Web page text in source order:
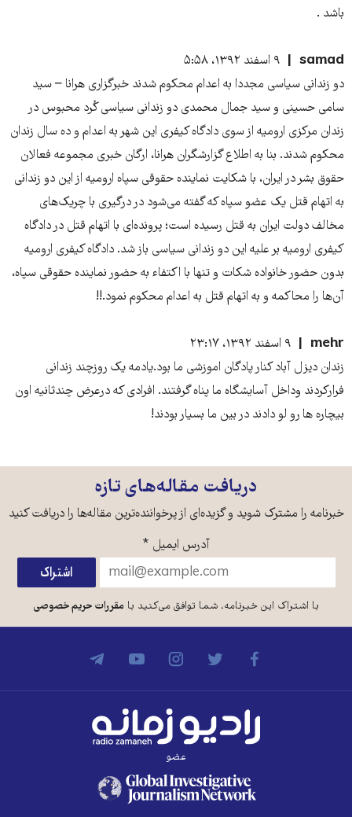
باشد .
samad
۹ اسفند ۱۳۹۲، ۵:۵۸
دو زندانی سیاسی مجددا به اعدام محکوم شدند خبرگزاری هرانا – سید
سامی حسینی و سید جمال محمدی دو زندانی سیاسی کُرد محبوس در
زندان مرکزی ارومیه از سوی دادگاه کیفری این شهر به اعدام و ده سال زندان
محکوم شدند. بنا به اطلاع گزارشگران هرانا، ارگان خبری مجموعه فعالان
حقوق بشر در ایران، با شکایت نماینده حقوقی سپاه ارومیه از این دو زندانی
به اتهام قتل یک عضو سپاه که گفته می‌شود در درگیری با چریک‌های
مخالف دولت ایران به قتل رسیده است؛ پرونده‌ای با اتهام قتل در دادگاه
کیفری ارومیه بر علیه این دو زندانی سیاسی باز شد. دادگاه کیفری ارومیه
بدون حضور خانواده شکات و تنها با اکتفاء به حضور نماینده حقوقی سپاه،
آن‌ها را محاکمه و به اتهام قتل به اعدام محکوم نمود.!!
mehr
۹ اسفند ۱۳۹۲، ۲۳:۱۷
زندان دیزل آباد کنار پادگان اموزشی ما بود.یادمه یک روزچند زندانی
فرارکردند وداخل آسایشگاه ما پناه گرفتند. افرادی که درعرض چندثانیه اون
بیچاره ها رو لو دادند در بین ما بسیار بودند!
دریافت مقاله‌های تازه
خبرنامه را مشترک شوید و گزیده‌ای از پرخواننده‌ترین مقاله‌ها را دریافت کنید
آدرس ایمیل *
با اشتراک این خبرنامه، شما توافق می‌کنید بامقررات حریم خصوصی
عضو